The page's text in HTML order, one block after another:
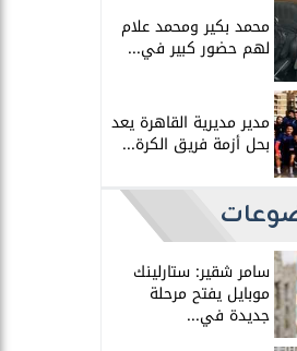
محمد بكير ومحمد علام
لهم حضور كبير في...
مدير مديرية القاهرة يعد
بحل أزمة فريق الكرة...
سامر شقير: ستارلينك
موبايل يفتح مرحلة
جديدة في...